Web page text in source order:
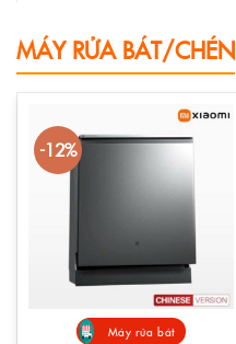
MÁY RỬA BÁT/CHÉN
-12%
Máy rửa bát